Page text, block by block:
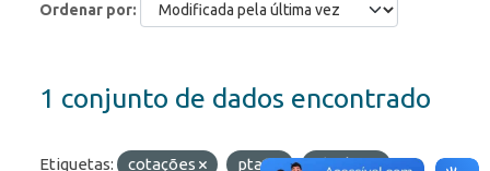
Ordenar por
1 conjunto de dados encontrado
Etiquetas: cotações ptax
câmbio